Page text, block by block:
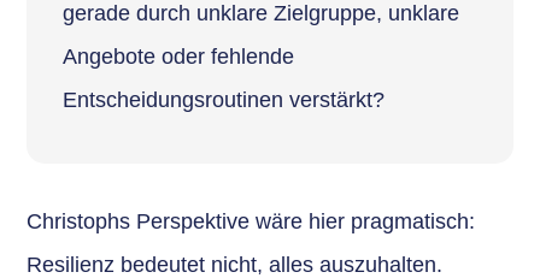
gerade durch unklare Zielgruppe, unklare
Angebote oder fehlende
Entscheidungsroutinen verstärkt?
Christophs Perspektive wäre hier pragmatisch:
Resilienz bedeutet nicht, alles auszuhalten.